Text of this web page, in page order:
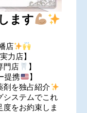
ます
店
力店】
門店
】
提携
】
剤を独占紹介
システムでこれ
度をお約束しま